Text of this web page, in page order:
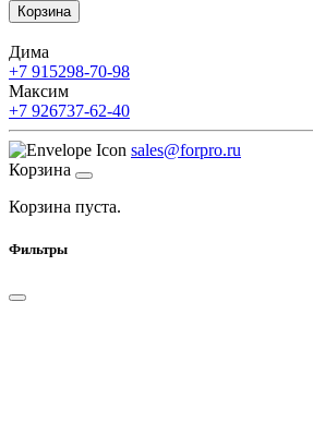
Корзина
Дима
+7 915298-70-98
Максим
+7 926737-62-40
sales@forpro.ru
Корзина
Корзина пуста.
Фильтры